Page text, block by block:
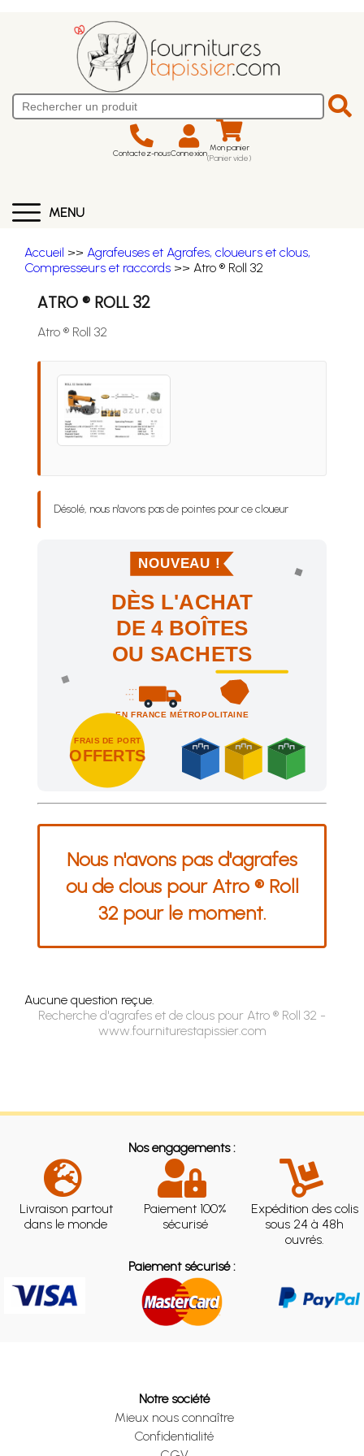
Contactez-nousConnexion Mon panier
(Panier vide)
MENU
Accueil >> Agrafeuses et Agrafes, cloueurs et clous,
Compresseurs et raccords >> Atro ® Roll 32
ATRO ® ROLL 32
Atro ® Roll 32
Désolé, nous n'avons pas de pointes pour ce cloueur
NOUVEAU !
DÈS L'ACHAT
DE 4 BOÎTES
OU SACHETS
EN FRANCE MÉTROPOLITAINE
FRAIS DE PORT
OFFERTS
Nous n'avons pas d'agrafes
ou de clous pour Atro ® Roll
32 pour le moment.
Aucune question reçue.
Recherche d'agrafes et de clous pour Atro ® Roll 32 -
www.fourniturestapissier.com
Nos engagements :
Livraison partout
dans le monde
Paiement 100%
sécurisé
Expédition des colis
sous 24 à 48h
ouvrés.
Paiement sécurisé :
Notre société
Mieux nous connaître
Confidentialité